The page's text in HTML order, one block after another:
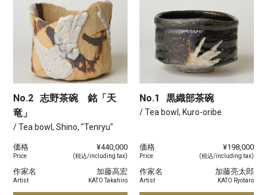
No.2 志野茶碗 銘「天
竜」
/ Tea bowl, Shino, "Tenryu"
価格
Price
¥440,000
(税込/including tax)
作家名
Artist
加藤高宏
KATO Takahiro
No.1 黒織部茶碗
/ Tea bowl, Kuro-oribe
価格
Price
¥198,000
(税込/including tax)
作家名
Artist
加藤亮太郎
KATO Ryotaro